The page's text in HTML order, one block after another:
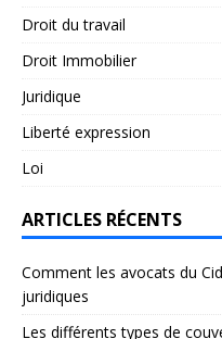
Droit du travail
Droit Immobilier
Juridique
Liberté expression
Loi
ARTICLES RÉCENTS
Comment les avocats du
juridiques
Les différents types de